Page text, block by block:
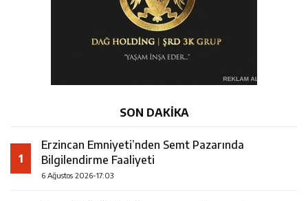
SON DAKİKA
1
Erzincan Emniyeti’nden Semt Pazarında
Bilgilendirme Faaliyeti
6 Ağustos 2026-17:03